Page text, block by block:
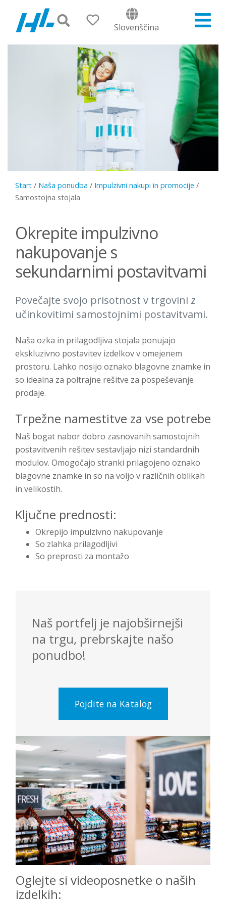
Slovenščina
Start / Naša ponudba / Impulzivni nakupi in promocije /
Samostojna stojala
Okrepite impulzivno
nakupovanje s
sekundarnimi postavitvami
Povečajte svojo prisotnost v trgovini z
učinkovitimi samostojnimi postavitvami.
Naša ozka in prilagodljiva stojala ponujajo
ekskluzivno postavitev izdelkov v omejenem
prostoru. Lahko nosijo oznako blagovne znamke in
so idealna za poltrajne rešitve za pospeševanje
prodaje.
Trpežne namestitve za vse potrebe
Naš bogat nabor dobro zasnovanih samostojnih
postavitvenih rešitev sestavljajo nizi standardnih
modulov. Omogočajo stranki prilagojeno oznako
blagovne znamke in so na voljo v različnih oblikah
in velikostih.
Ključne prednosti:
Okrepijo impulzivno nakupovanje
So zlahka prilagodljivi
So preprosti za montažo
Naš portfelj je najobširnejši
na trgu, prebrskajte našo
ponudbo!
Pojdite na Katalog
Oglejte si videoposnetke o naših
izdelkih: